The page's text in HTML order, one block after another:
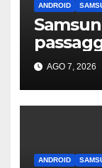
ANDROID
AGO 7, 2026
ANDROID